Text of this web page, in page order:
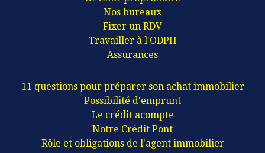
Nos bureaux
Fixer un RDV
Travailler à l'ODPH
Assurances
11 questions pour préparer son achat immobilier
Possibilité d'emprunt
Le crédit acompte
Notre Crédit Pont
Rôle et obligations de l'agent immobilier